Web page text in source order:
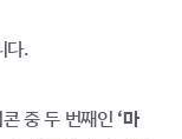
다.
중 두 번째인 ‘마